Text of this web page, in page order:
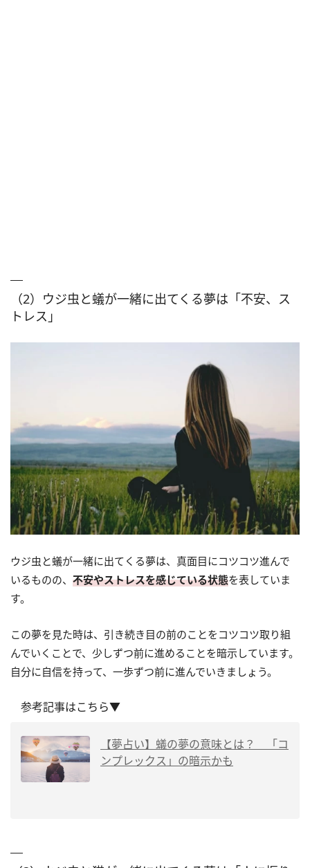
（2）ウジ虫と蟻が一緒に出てくる夢は「不安、ス
トレス」
ウジ虫と蟻が一緒に出てくる夢は、真面目にコツコツ進んで
いるものの、 不安やストレスを感じている状態を表していま
す。
この夢を見た時は、引き続き目の前のことをコツコツ取り組
んでいくことで、少しずつ前に進めることを暗示しています。
自分に自信を持って、一歩ずつ前に進んでいきましょう。
参考記事はこちら▼
【夢占い】蟻の夢の意味とは？ 「コ
ンプレックス」の暗示かも